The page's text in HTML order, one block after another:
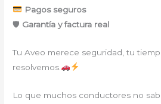
Pagos seguros
🛡 Garantía y factura real
Tu Aveo merece seguridad, tu
resolvemos.
Lo que muchos conductores no